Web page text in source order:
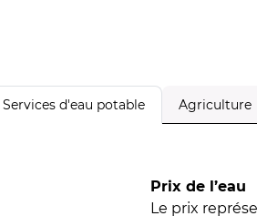
Services d'eau potable Agriculture
Prix de l’eau
Le prix